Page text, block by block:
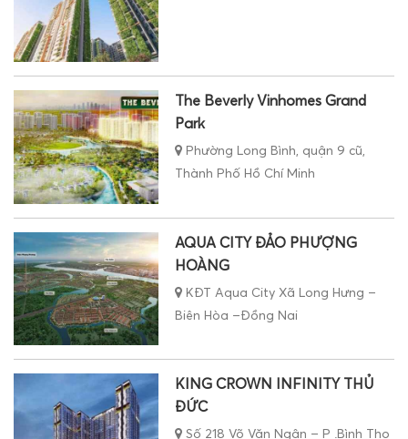
Park
Phường Long Bình, quận 9 cũ,
Thành Phố Hồ Chí Minh
HOÀNG
KĐT Aqua City Xã Long Hưng –
Biên Hòa –Đồng Nai
ĐỨC
Số 218 Võ Văn Ngân – P .Bình Thọ
- Q.Thủ Đức – TP Hồ Chí Minh